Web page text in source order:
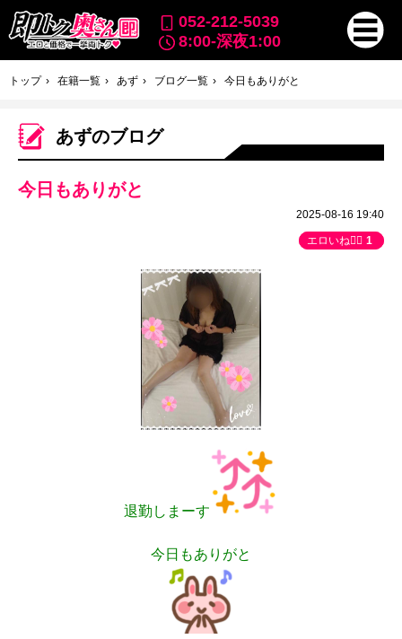
052-212-5039
8:00-深夜1:00
トップ 在籍一覧 あず ブログ一覧 今日もありがと
あずのブログ
今日もありがと
2025-08-16 19:40
エロいね👍🏻 1
退勤しまーす
今日もありがと